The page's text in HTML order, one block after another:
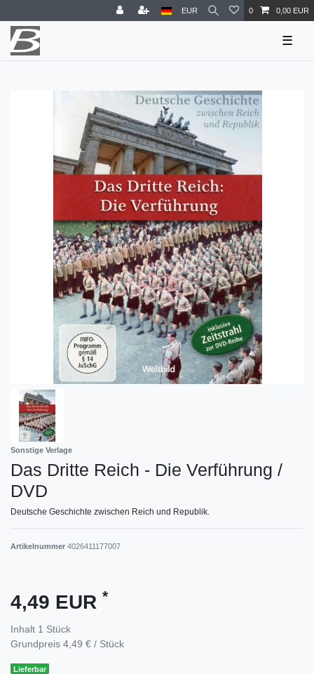
EUR 0 0,00 EUR
☰
Sonstige Verlage
Das Dritte Reich - Die Verführung /
DVD
Deutsche Geschichte zwischen Reich und Republik.
Artikelnummer 4026411177007
4,49 EUR *
Inhalt 1 Stück
Grundpreis 4,49 € / Stück
Lieferbar